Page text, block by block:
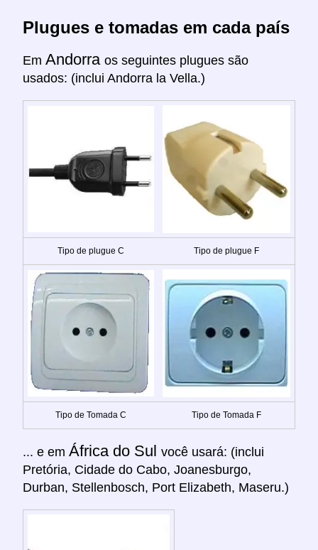
Plugues e tomadas em cada país
Em Andorra os seguintes plugues são
usados: (inclui Andorra la Vella.)
Tipo de plugue C Tipo de plugue F
Tipo de Tomada C Tipo de Tomada F
... e em África do Sul você usará: (inclui
Pretória, Cidade do Cabo, Joanesburgo,
Durban, Stellenbosch, Port Elizabeth, Maseru.)